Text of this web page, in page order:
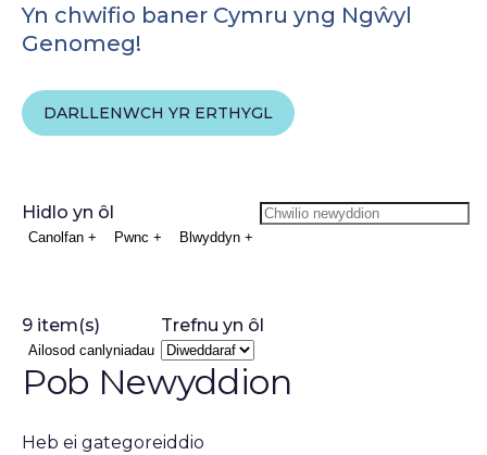
Yn chwifio baner Cymru yng Ngŵyl
Genomeg!
DARLLENWCH YR ERTHYGL
Hidlo yn ôl
Canolfan + Pwnc + Blwyddyn +
9 item(s)
Ailosod canlyniadau
Trefnu yn ôl
Pob Newyddion
Heb ei gategoreiddio